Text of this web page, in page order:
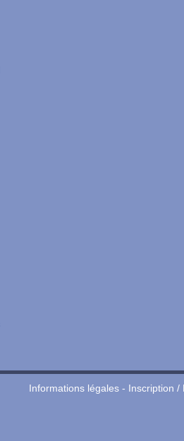
Informations légales- Inscription